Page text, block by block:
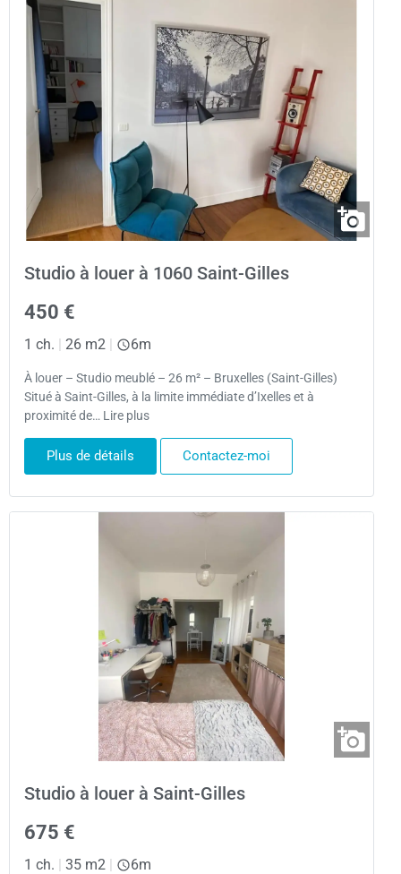
Studio à louer à 1060 Saint-Gilles
450 €
1 ch. 26 m2 6m
À louer – Studio meublé – 26 m² – Bruxelles (Saint-Gilles)
Situé à Saint-Gilles, à la limite immédiate d’Ixelles et à
proximité de… Lire plus
Plus de détails Contactez-moi
Studio à louer à Saint-Gilles
675 €
1 ch. | 35 m2 | 6m